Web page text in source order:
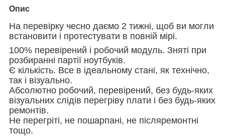
Опис
На перевірку чесно даємо 2 тижні, щоб ви могли
встановити і протестувати в повній мірі.
100% перевірений і робочий модуль. Зняті при
розбиранні партії ноутбуків.
Є кількість. Все в ідеальному стані, як технічно,
так і візуально.
Абсолютно робочий, перевірений, без будь-яких
візуальних слідів перегріву плати і без будь-яких
ремонтів.
Не перегріті, не пошарпані, не післяремонтні
тощо.